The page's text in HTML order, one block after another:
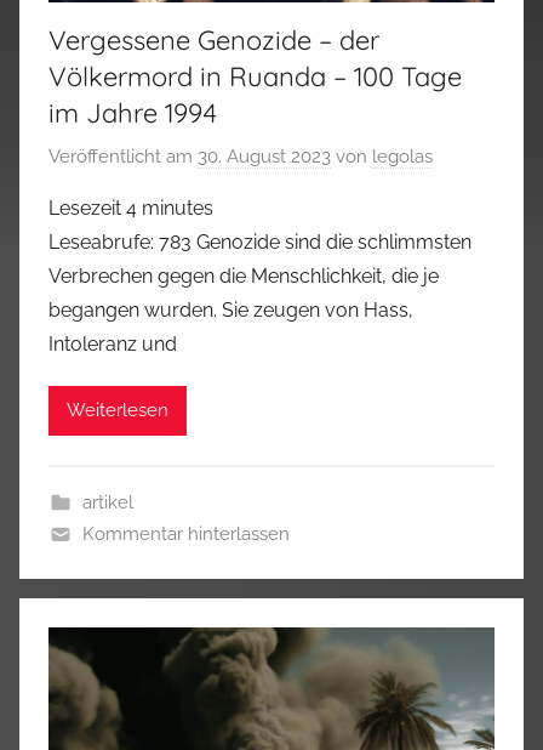
Vergessene Genozide – der
Völkermord in Ruanda – 100 Tage
im Jahre 1994
Veröffentlicht am 30. August 2023 von legolas
Lesezeit 4 minutes
Leseabrufe: 783 Genozide sind die schlimmsten
Verbrechen gegen die Menschlichkeit, die je
begangen wurden. Sie zeugen von Hass,
Intoleranz und
Weiterlesen
artikel
Kommentar hinterlassen